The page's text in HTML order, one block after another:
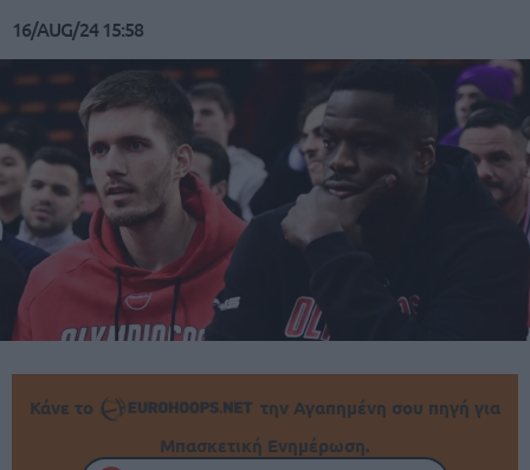
16/AUG/24 15:58
Κάνε το
την Αγαπημένη σου πηγή για
Μπασκετική Ενημέρωση.